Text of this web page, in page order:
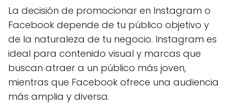
La decisión de promocionar en Instagram o
Facebook depende de tu público objetivo y
de la naturaleza de tu negocio. Instagram es
ideal para contenido visual y marcas que
buscan atraer a un público más joven,
mientras que Facebook ofrece una audiencia
más amplia y diversa.